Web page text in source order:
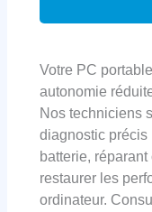
Votre PC
autonomie
Nos techniciens
diagnostic précis
batterie,
restaurer les
ordinateur.